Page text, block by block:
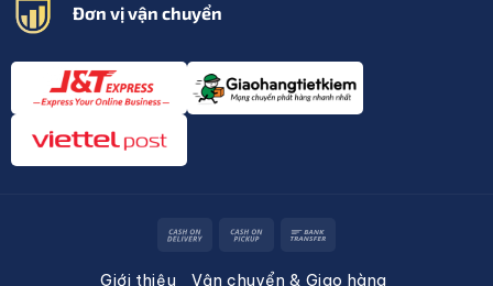
Đơn vị vận chuyển
Cash
Cash
Giới thiệu Vận chuyển & Giao hàng